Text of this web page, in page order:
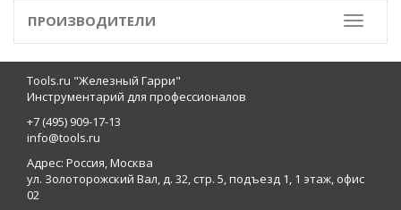
Toggle
ПРОИЗВОДИТЕЛИ
Tools.ru "Железный Гарри"
Инструментарий для профессионалов
+7 (495) 909-17-13
info@tools.ru
Адрес: Россия, Москва
ул. Золоторожский Вал, д. 32, стр. 5, подъезд 1, 1 этаж, офис
02